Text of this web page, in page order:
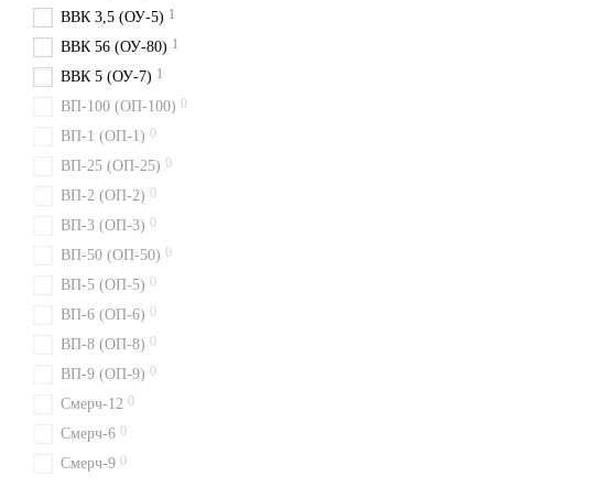
ВВК 3,5 (ОУ-5) 1
ВВК 56 (ОУ-80) 1
ВВК 5 (ОУ-7) 1
ВП-100 (ОП-100) 0
ВП-1 (ОП-1) 0
ВП-25 (ОП-25) 0
ВП-2 (ОП-2) 0
ВП-3 (ОП-3) 0
ВП-50 (ОП-50) 0
ВП-5 (ОП-5) 0
ВП-6 (ОП-6) 0
ВП-8 (ОП-8) 0
ВП-9 (ОП-9) 0
Смерч-12 0
Смерч-6 0
Смерч-9 0